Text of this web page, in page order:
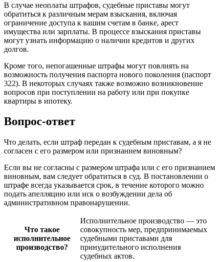
В случае неоплаты штрафов, судебные приставы могут
обратиться к различным мерам взыскания, включая
ограничение доступа к вашим счетам в банке, арест
имущества или зарплаты. В процессе взыскания приставы
могут узнать информацию о наличии кредитов и других
долгов.
Кроме того, непогашенные штрафы могут повлиять на
возможность получения паспорта нового поколения (паспорт
322). В некоторых случаях также возможно возникновение
вопросов при поступлении на работу или при покупке
квартиры в ипотеку.
Вопрос-ответ
Что делать, если штраф передан к судебным приставам, а я не
согласен с его размером или признанием виновным?
Если вы не согласны с размером штрафа или с его признанием
виновным, вам следует обратиться в суд. В постановлении о
штрафе всегда указывается срок, в течение которого можно
подать апелляцию или иск о возбуждении дела об
административном правонарушении.
Что такое
исполнительное
производство?
Исполнительное производство — это
совокупность мер, предпринимаемых
судебными приставами для
принудительного исполнения
судебных актов.